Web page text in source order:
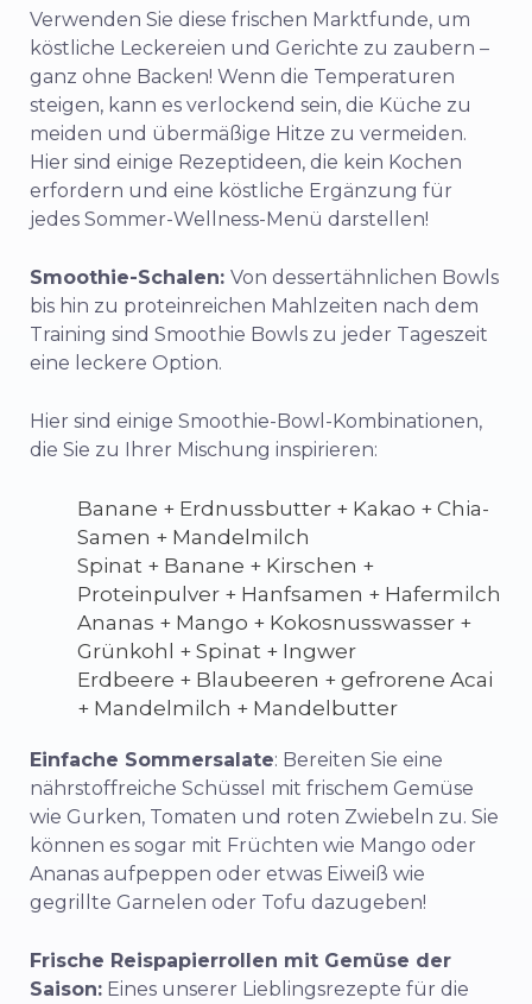
Verwenden Sie diese frischen Marktfunde, um
köstliche Leckereien und Gerichte zu zaubern –
ganz ohne Backen! Wenn die Temperaturen
steigen, kann es verlockend sein, die Küche zu
meiden und übermäßige Hitze zu vermeiden.
Hier sind einige Rezeptideen, die kein Kochen
erfordern und eine köstliche Ergänzung für
jedes Sommer-Wellness-Menü darstellen!
Smoothie-Schalen: Von dessertähnlichen Bowls
bis hin zu proteinreichen Mahlzeiten nach dem
Training sind Smoothie Bowls zu jeder Tageszeit
eine leckere Option.
Hier sind einige Smoothie-Bowl-Kombinationen,
die Sie zu Ihrer Mischung inspirieren:
Banane + Erdnussbutter + Kakao + Chia-
Samen + Mandelmilch
Spinat + Banane + Kirschen +
Proteinpulver + Hanfsamen + Hafermilch
Ananas + Mango + Kokosnusswasser +
Grünkohl + Spinat + Ingwer
Erdbeere + Blaubeeren + gefrorene Acai
+ Mandelmilch + Mandelbutter
Einfache Sommersalate: Bereiten Sie eine
nährstoffreiche Schüssel mit frischem Gemüse
wie Gurken, Tomaten und roten Zwiebeln zu. Sie
können es sogar mit Früchten wie Mango oder
Ananas aufpeppen oder etwas Eiweiß wie
gegrillte Garnelen oder Tofu dazugeben!
Frische Reispapierrollen mit Gemüse der
Saison: Eines unserer Lieblingsrezepte für die